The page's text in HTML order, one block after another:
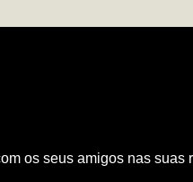
os seus amigos nas suas